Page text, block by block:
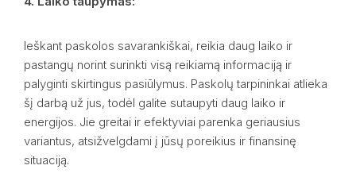
Ieškant paskolos savarankiškai, reikia daug laiko ir
pastangų norint surinkti visą reikiamą informaciją ir
palyginti skirtingus pasiūlymus. Paskolų tarpininkai atlieka
šį darbą už jus, todėl galite sutaupyti daug laiko ir
energijos. Jie greitai ir efektyviai parenka geriausius
variantus, atsižvelgdami į jūsų poreikius ir finansinę
situaciją.